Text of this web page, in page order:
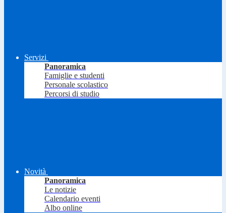
Servizi
Panoramica
Famiglie e studenti
Personale scolastico
Percorsi di studio
Novità
Panoramica
Le notizie
Calendario eventi
Albo online